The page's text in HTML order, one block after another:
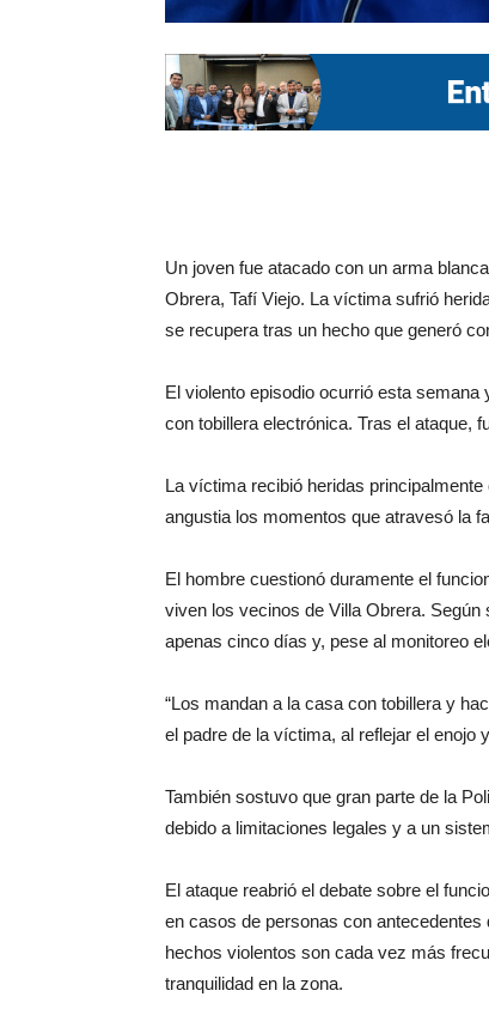
Un joven fue atacado con un arma
Obrera, Tafí Viejo. La víctima sufrió
se recupera tras un hecho que generó
El violento episodio ocurrió esta
con tobillera electrónica. Tras el ataque,
La víctima recibió heridas
angustia los momentos que atravesó la
El hombre cuestionó duramente el
viven los vecinos de Villa Obrera.
apenas cinco días y, pese al monitoreo
“Los mandan a la casa con tobillera y
el padre de la víctima, al reflejar el enojo
También sostuvo que gran parte de la
debido a limitaciones legales y a un
El ataque reabrió el debate sobre el
en casos de personas con
hechos violentos son cada vez más
tranquilidad en la zona.